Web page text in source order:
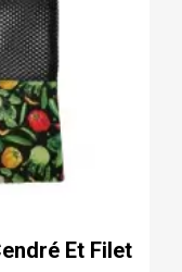
Et Filet